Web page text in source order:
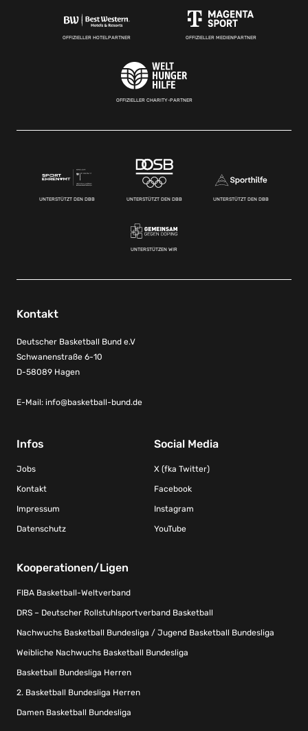
OFFIZIELLER HOTELPARTNER OFFIZIELLER MEDIENPARTNER
OFFIZIELLER CHARITY-PARTNER
UNTERSTÜTZT DEN DBB UNTERSTÜTZT DEN DBB UNTERSTÜTZT DEN DBB
UNTERSTÜTZEN WIR
Kontakt
Deutscher Basketball Bund e.V
Schwanenstraße 6-10
D-58089 Hagen
E-Mail: info@basketball-bund.de
Infos
Jobs
Kontakt
Impressum
Datenschutz
Social Media
X (fka Twitter)
Facebook
Instagram
YouTube
Kooperationen/Ligen
FIBA Basketball-Weltverband
DRS – Deutscher Rollstuhlsportverband Basketball
Nachwuchs Basketball Bundesliga / Jugend Basketball Bundesliga
Weibliche Nachwuchs Basketball Bundesliga
Basketball Bundesliga Herren
2. Basketball Bundesliga Herren
Damen Basketball Bundesliga